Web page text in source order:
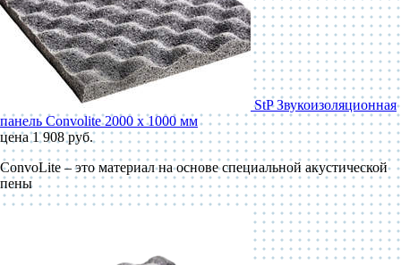
StP Звукоизоляционная
панель Convolite 2000 x 1000 мм
цена 1 908 руб.
ConvoLite – это материал на основе специальной акустической
пены